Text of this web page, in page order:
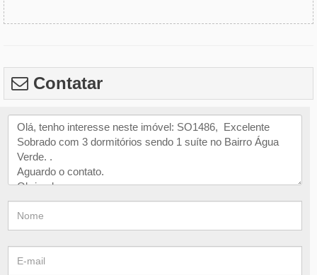
Contatar